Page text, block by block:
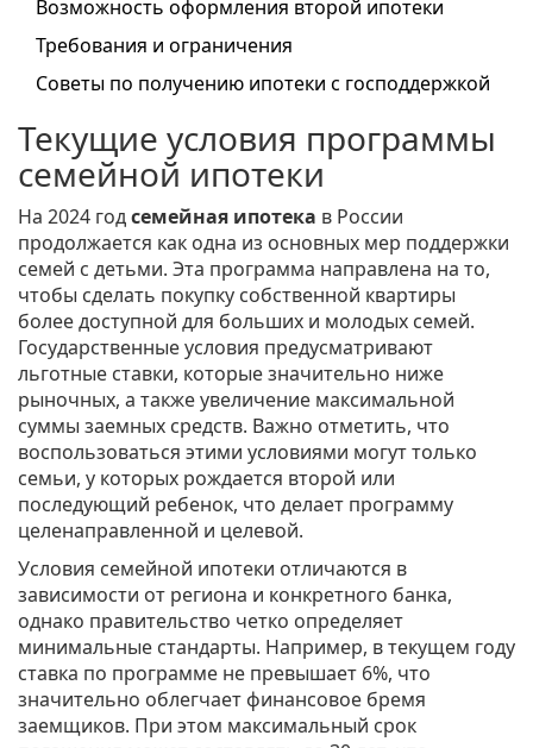
Возможность оформления второй ипотеки
Требования и ограничения
Советы по получению ипотеки с господдержкой
Текущие условия программы
семейной ипотеки
На 2024 годсемейная ипотека в России
продолжается как одна из основных мер поддержки
семей с детьми. Эта программа направлена на то,
чтобы сделать покупку собственной квартиры
более доступной для больших и молодых семей.
Государственные условия предусматривают
льготные ставки, которые значительно ниже
рыночных, а также увеличение максимальной
суммы заемных средств. Важно отметить, что
воспользоваться этими условиями могут только
семьи, у которых рождается второй или
последующий ребенок, что делает программу
целенаправленной и целевой.
Условия семейной ипотеки отличаются в
зависимости от региона и конкретного банка,
однако правительство четко определяет
минимальные стандарты. Например, в текущем году
ставка по программе не превышает 6%, что
значительно облегчает финансовое бремя
заемщиков. При этом максимальный срок